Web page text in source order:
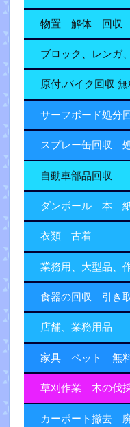
物置 解体 回収
ブロック、レンガ
原付.バイク回収 無
サーフボード処分
スプレー缶回収
自動車部品回収
ダンボール 本
衣類 古着
業務用、大型品、
食器の回収 引き
店舗、業務用品
家具 ベット 無料
草刈作業 木の伐
カーポート撤去